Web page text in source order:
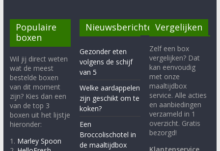
Populaire
boxen
Wil jij direct weten
wat de meest
bestelde boxen
van dit moment
zijn? Kies dan een
van de top 3
boxen uit het lijstje
hieronder:
1. Marley Spoon
Nieuwsberichten
Gezonder eten
volgens de schijf
van 5
Welke aardappelen
zijn geschikt om te
koken?
Een
Broccolischotel in
de maaltijdbox
Vergelijken
Zelf een box
vergelijken? Dat
kan eenvoudig
met onze
maaltijdbox
service. Alle acties
en aanbiedingen
verzameld in 1
overzicht. Gratis
bezorgd!